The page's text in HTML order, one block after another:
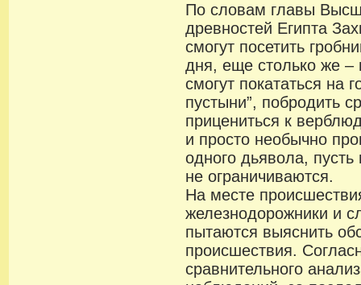
По словам главы
древностей Египта
смогут посетить
дня, еще столько же
смогут покататься на
пустыни”, побродить
прицениться к
и просто необычно
одного дьявола,
не ограничиваются.
На месте
железнодорожники и
пытаются выяснить
происшествия.
сравнительного